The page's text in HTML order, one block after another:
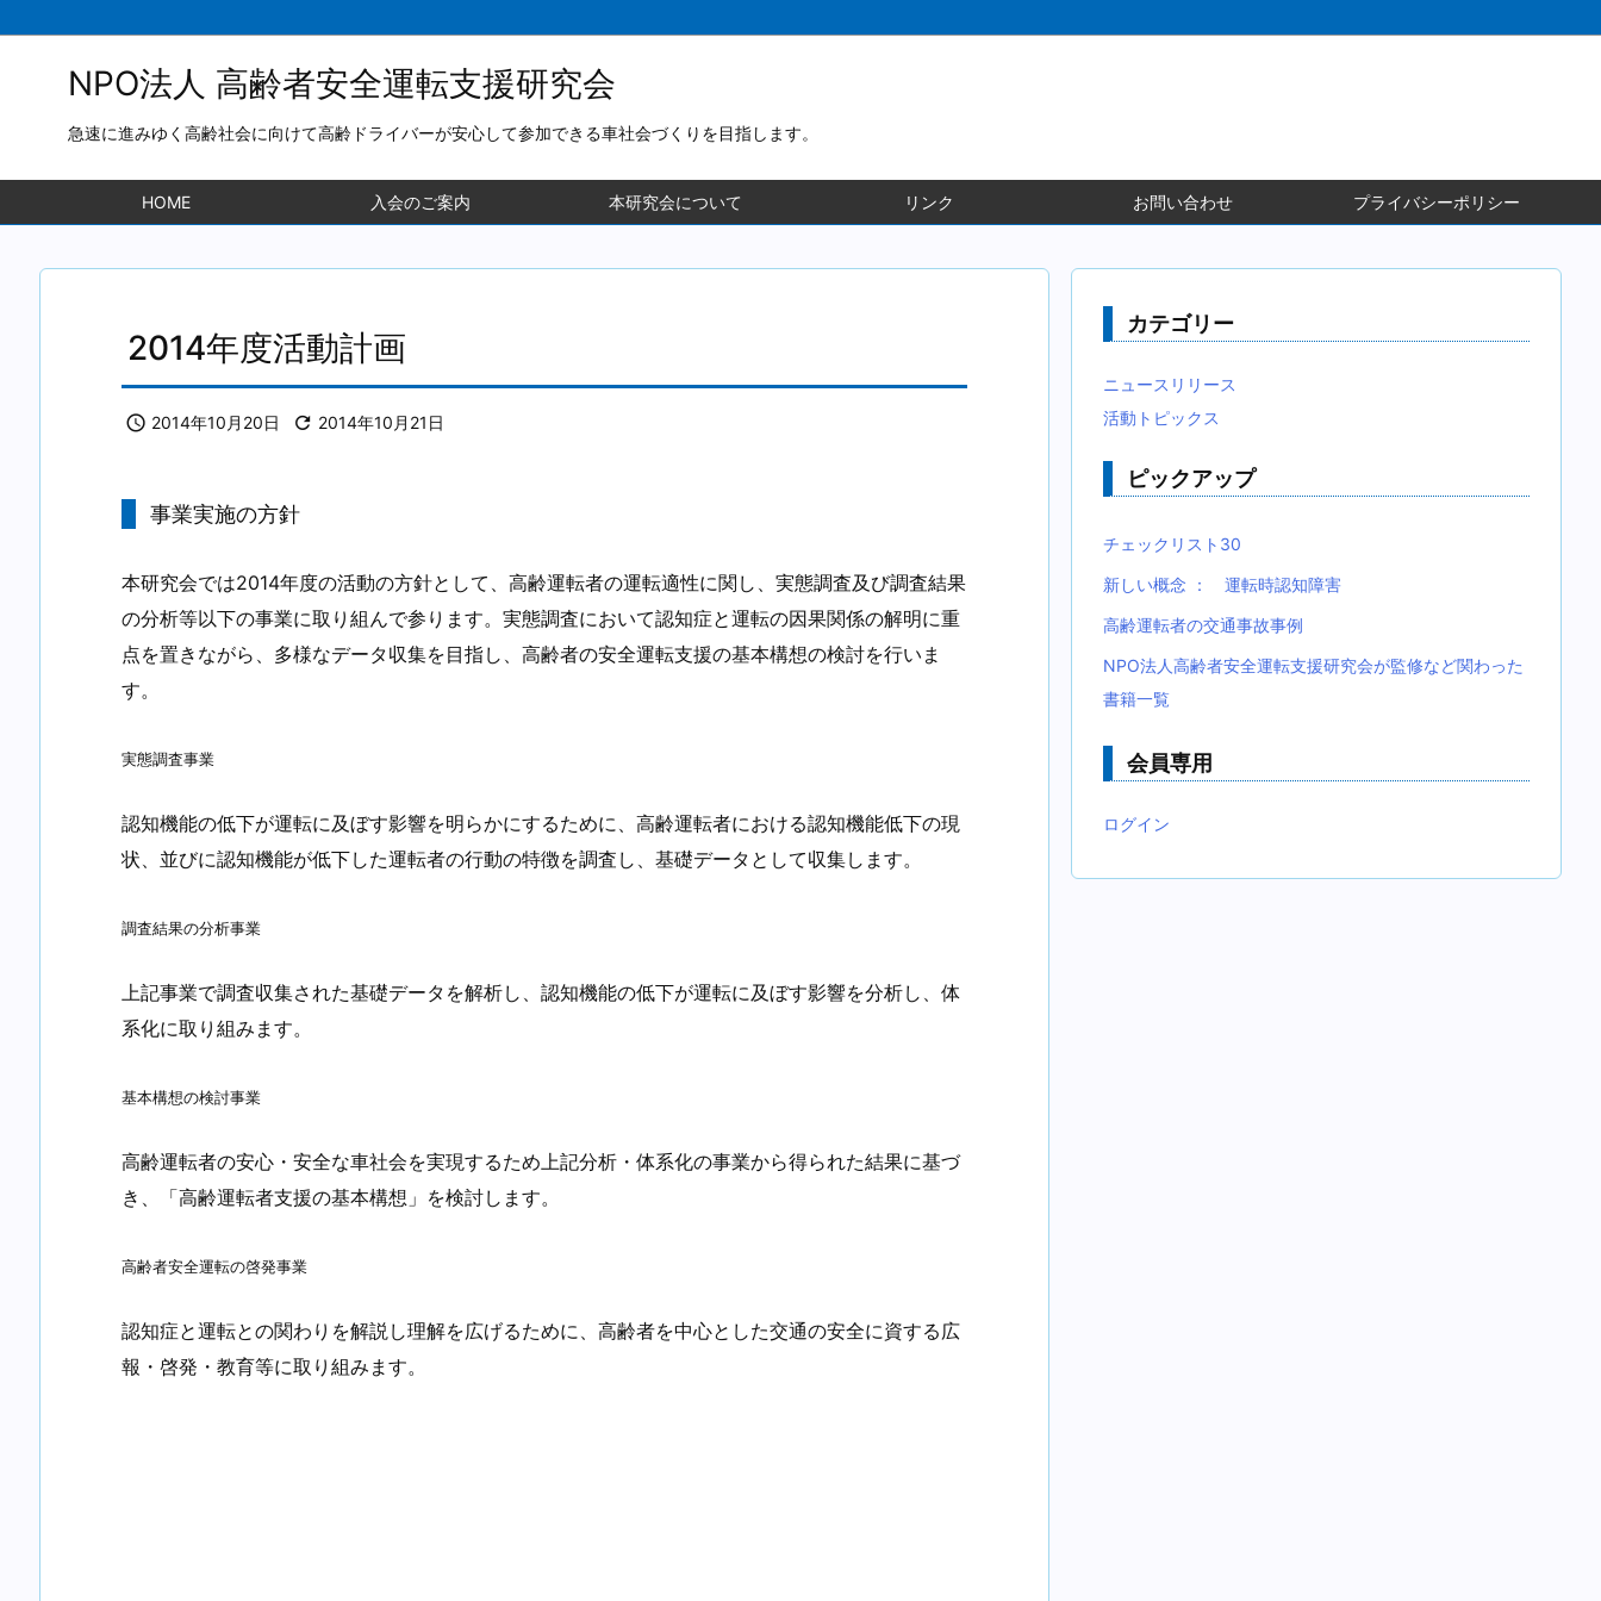
NPO法人 高齢者安全運転支援研究会
急速に進みゆく高齢社会に向けて高齢ドライバーが安心して参加できる車社会づくりを目指します。
HOME 入会のご案内 本研究会について リンク お問い合わせ プライバシーポリシー
2014年度活動計画
 2014年10月20日  2014年10月21日
事業実施の方針
本研究会では2014年度の活動の方針として、高齢運転者の運転適性に関し、実態調査及び調査結果
の分析等以下の事業に取り組んで参ります。実態調査において認知症と運転の因果関係の解明に重
点を置きながら、多様なデータ収集を目指し、高齢者の安全運転支援の基本構想の検討を行いま
す。
実態調査事業
認知機能の低下が運転に及ぼす影響を明らかにするために、高齢運転者における認知機能低下の現
状、並びに認知機能が低下した運転者の行動の特徴を調査し、基礎データとして収集します。
調査結果の分析事業
上記事業で調査収集された基礎データを解析し、認知機能の低下が運転に及ぼす影響を分析し、体
系化に取り組みます。
基本構想の検討事業
高齢運転者の安心・安全な車社会を実現するため上記分析・体系化の事業から得られた結果に基づ
き、「高齢運転者支援の基本構想」を検討します。
高齢者安全運転の啓発事業
認知症と運転との関わりを解説し理解を広げるために、高齢者を中心とした交通の安全に資する広
報・啓発・教育等に取り組みます。
カテゴリー
ニュースリリース
活動トピックス
ピックアップ
チェックリスト30
新しい概念 ： 運転時認知障害
高齢運転者の交通事故事例
NPO法人高齢者安全運転支援研究会が監修など関わった
書籍一覧
会員専用
ログイン